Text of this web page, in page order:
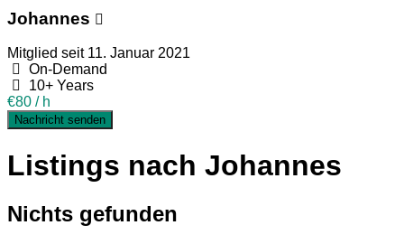
Johannes
Mitglied seit 11. Januar 2021
On-Demand
10+ Years
€80 / h
Nachricht senden
Listings nach Johannes
Nichts gefunden